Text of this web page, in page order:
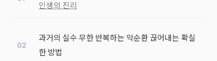
인생의 진리
과거의 실수 무한 반복하는 악순환 끊어내는 확실
한 방법